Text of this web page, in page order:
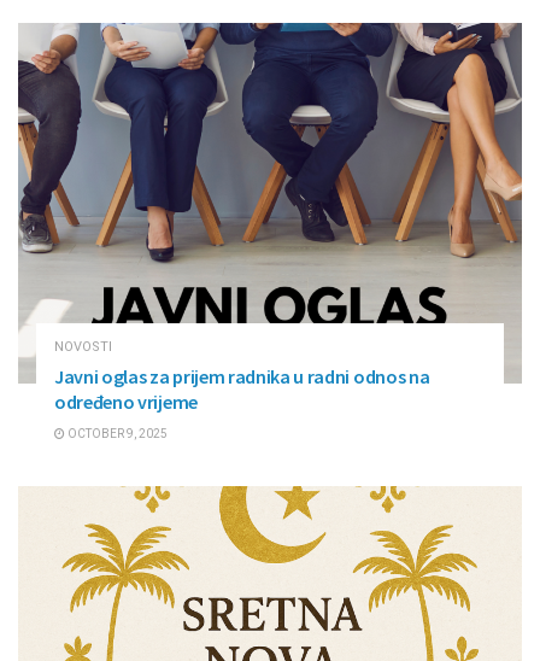
NOVOSTI
Javni oglas za prijem radnika u radni odnos na
određeno vrijeme
OCTOBER 9, 2025